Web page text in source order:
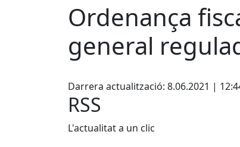
Ordenança
general
Darrera actualització: 8.06.2021 |
RSS
L'actualitat a un clic